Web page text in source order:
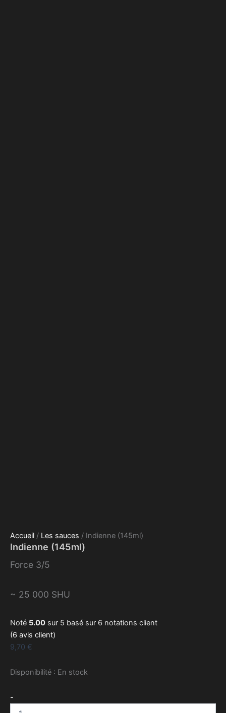
Accueil / Les sauces / Indienne (145ml)
Indienne (145ml)
Force 3/5
~ 25 000 SHU
Noté 5.00 sur 5 basé sur 6 notations client
(6 avis client)
9,70 €
Disponibilité : En stock
-
de